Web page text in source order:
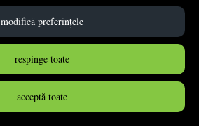
modifică preferințele
respinge toate
acceptă toate
➤ alertă stoc